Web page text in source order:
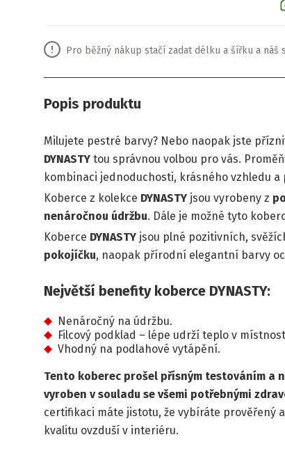
Pro běžný nákup stačí zadat délku a šířku a
Popis produktu
Milujete pestré barvy? Nebo naopak jste
DYNASTY tou správnou volbou pro vás.
kombinaci jednoduchosti, krásného vzhledu a
Koberce z kolekce DYNASTY jsou vyrobeny z
nenáročnou údržbu. Dále je možné tyto
Koberce DYNASTY jsou plné pozitivních,
pokojíčku, naopak přírodní elegantní barvy
Největší benefity koberce DYNASTY:
Nenáročný na údržbu.
Filcový podklad – lépe udrží teplo v
Vhodný na podlahové vytápění.
Tento koberec prošel přísným testováním a
vyroben v souladu se všemi potřebnými
certifikaci máte jistotu, že vybíráte prověřený
kvalitu ovzduší v interiéru.